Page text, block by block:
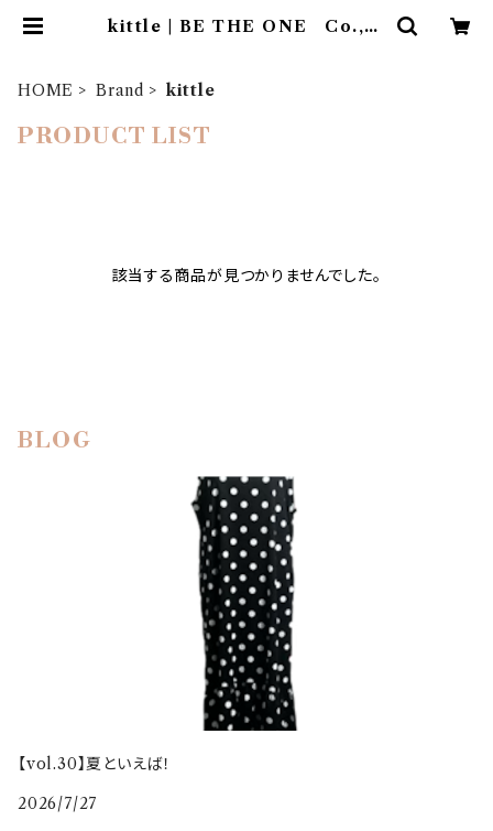
kittle | BE THE ONE Co.,Lt
HOME Brand kittle
PRODUCT LIST
該当する商品が見つかりませんでした。
BLOG
【vol.30】夏といえば！
2026/7/27